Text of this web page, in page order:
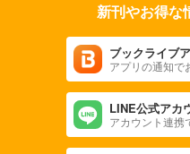
新刊やお得な
ブックライブ
アプリの通知で
LINE公式アカ
アカウント連携